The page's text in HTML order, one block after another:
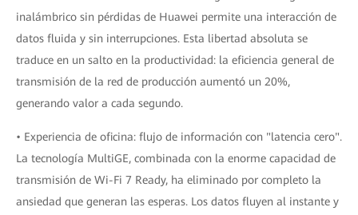
inalámbrico sin pérdidas de Huawei permite una interacción de
datos fluida y sin interrupciones. Esta libertad absoluta se
traduce en un salto en la productividad: la eficiencia general de
transmisión de la red de producción aumentó un 20%,
generando valor a cada segundo.
• Experiencia de oficina: flujo de información con "latencia cero".
La tecnología MultiGE, combinada con la enorme capacidad de
transmisión de Wi-Fi 7 Ready, ha eliminado por completo la
ansiedad que generan las esperas. Los datos fluyen al instante y